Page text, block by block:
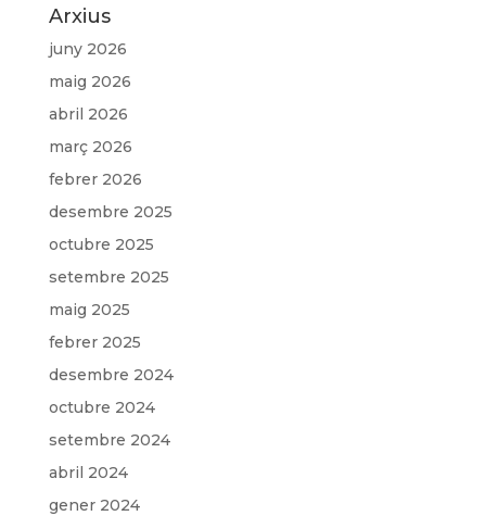
Arxius
juny 2026
maig 2026
abril 2026
març 2026
febrer 2026
desembre 2025
octubre 2025
setembre 2025
maig 2025
febrer 2025
desembre 2024
octubre 2024
setembre 2024
abril 2024
gener 2024